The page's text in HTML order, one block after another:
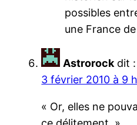
possibles
une France
Astrorock dit :
3 février 2010 à 9
« Or, elles ne